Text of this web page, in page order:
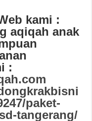
kami :
aqiqah anak
:
paket-
tangerang/